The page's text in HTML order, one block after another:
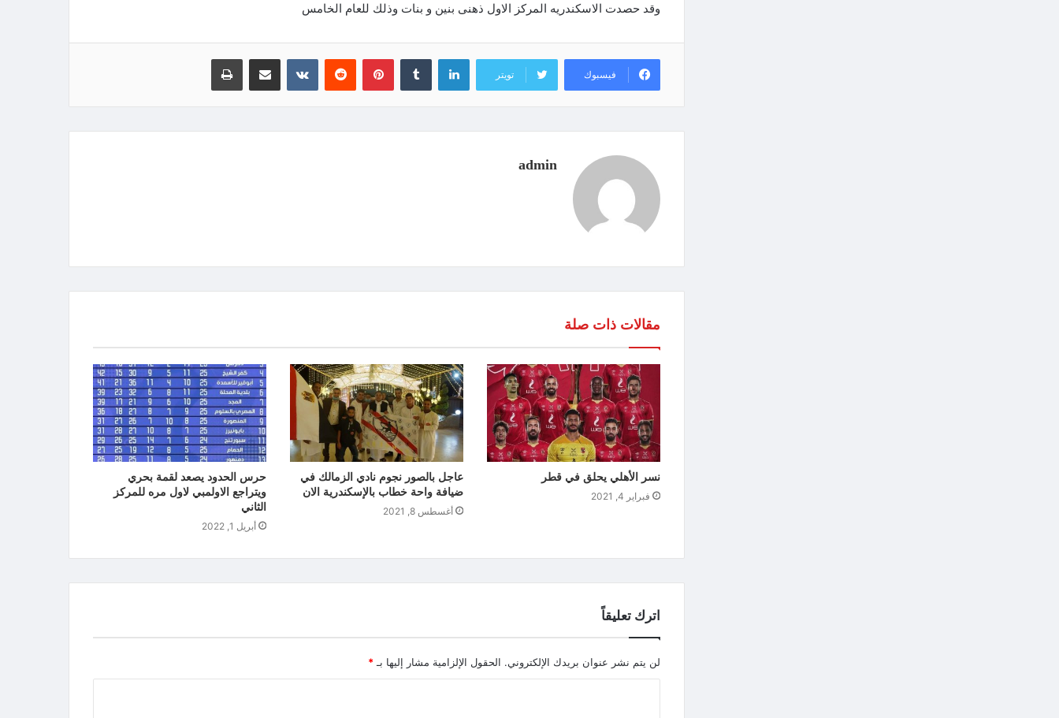
وقد حصدت الاسكندريه المركز الاول ذهنى بنين و بنات وذلك للعام الخامس
فيسبوك تويتر
لينكدإن بينتيريست
admin
مقالات ذات صلة
نسر الأهلي يحلق في قطر
فبراير 4, 2021
عاجل بالصور نجوم نادي الزمالك في
ضيافة واحة خطاب بالإسكندرية الان
أغسطس 8, 2021
حرس الحدود يصعد لقمة بحري
ويتراجع الاولمبي لاول مره للمركز
الثاني
أبريل 1, 2022
اترك تعليقاً
لن يتم نشر عنوان بريدك الإلكتروني. الحقول الإلزامية مشار إليها بـ*